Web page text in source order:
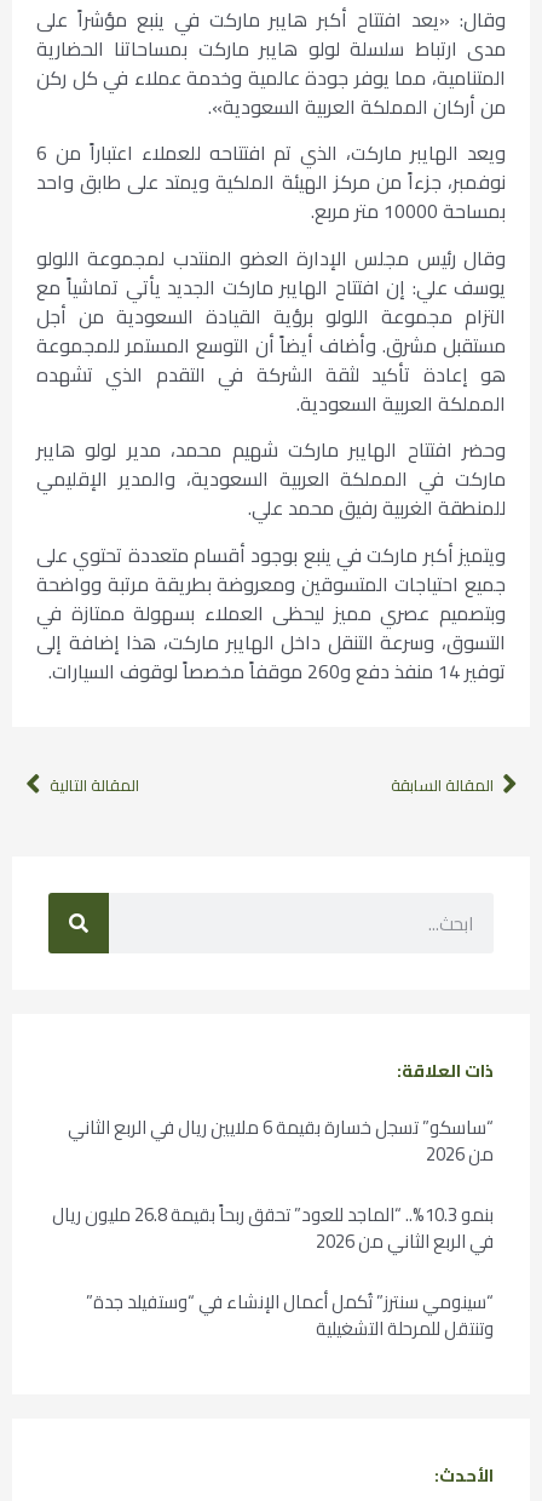
وقال: «يعد افتتاح أكبر هايبر ماركت في ينبع مؤشراً على
مدى ارتباط سلسلة لولو هايبر ماركت بمساحاتنا الحضارية
المتنامية، مما يوفر جودة عالمية وخدمة عملاء في كل ركن
من أركان المملكة العربية السعودية».
ويعد الهايبر ماركت، الذي تم افتتاحه للعملاء اعتباراً من 6
نوفمبر، جزءاً من مركز الهيئة الملكية ويمتد على طابق واحد
بمساحة 10000 متر مربع.
وقال رئيس مجلس الإدارة العضو المنتدب لمجموعة اللولو
يوسف علي: إن افتتاح الهايبر ماركت الجديد يأتي تماشياً مع
التزام مجموعة اللولو برؤية القيادة السعودية من أجل
مستقبل مشرق. وأضاف أيضاً أن التوسع المستمر للمجموعة
هو إعادة تأكيد لثقة الشركة في التقدم الذي تشهده
المملكة العربية السعودية.
وحضر افتتاح الهايبر ماركت شهيم محمد، مدير لولو هايبر
ماركت في المملكة العربية السعودية، والمدير الإقليمي
للمنطقة الغربية رفيق محمد علي.
ويتميز أكبر ماركت في ينبع بوجود أقسام متعددة تحتوي على
جميع احتياجات المتسوقين ومعروضة بطريقة مرتبة وواضحة
وبتصميم عصري مميز ليحظى العملاء بسهولة ممتازة في
التسوق، وسرعة التنقل داخل الهايبر ماركت، هذا إضافة إلى
توفير 14 منفذ دفع و260 موقفاً مخصصاً لوقوف السيارات.
المقالة السابقة المقالة التالية
ذات العلاقة:
“ساسكو” تسجل خسارة بقيمة 6 ملايين ريال في الربع الثاني
من 2026
بنمو 10.3%.. “الماجد للعود” تحقق ربحاً بقيمة 26.8 مليون ريال
في الربع الثاني من 2026
“سينومي سنترز” تُكمل أعمال الإنشاء في “وستفيلد جدة”
وتنتقل للمرحلة التشغيلية
الأحدث: